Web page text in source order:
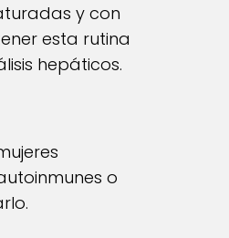
y con
esta rutina
hepáticos.
o